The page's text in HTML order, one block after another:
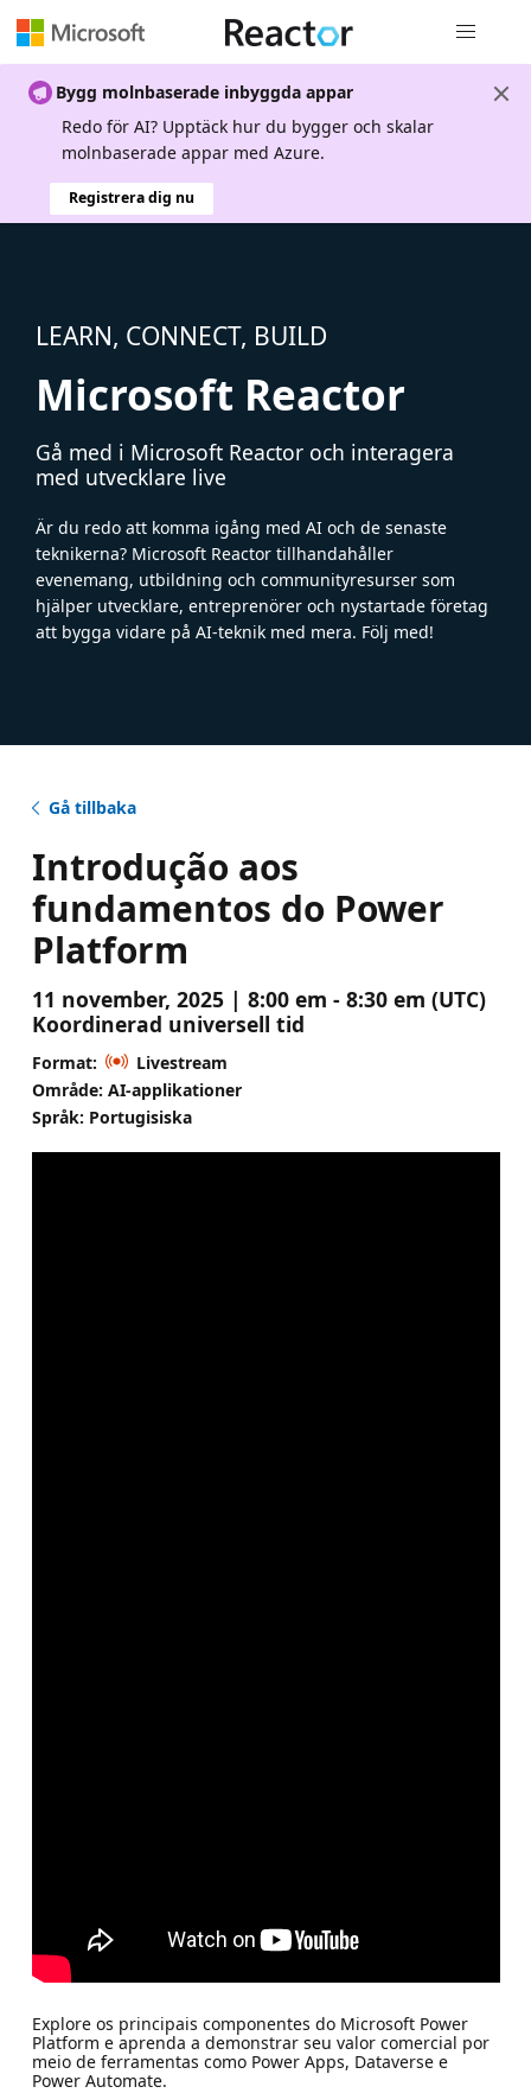
Bygg molnbaserade inbyggda appar
Redo för AI? Upptäck hur du bygger och skalar
molnbaserade appar med Azure.
Registrera dig nu
LEARN, CONNECT, BUILD
Microsoft Reactor
Gå med i Microsoft Reactor och interagera
med utvecklare live
Är du redo att komma igång med AI och de senaste
teknikerna? Microsoft Reactor tillhandahåller
evenemang, utbildning och communityresurser som
hjälper utvecklare, entreprenörer och nystartade företag
att bygga vidare på AI-teknik med mera. Följ med!
Gå tillbaka
Introdução aos
fundamentos do Power
Platform
11 november, 2025 | 8:00 em - 8:30 em (UTC)
Koordinerad universell tid
Format:
Livestream
Område: AI-applikationer
Språk: Portugisiska
Explore os principais componentes do Microsoft Power
Platform e aprenda a demonstrar seu valor comercial por
meio de ferramentas como Power Apps, Dataverse e
Power Automate.